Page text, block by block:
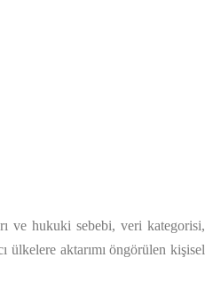
ve hukuki sebebi, veri kategorisi,
aktarımı öngörülen kişisel